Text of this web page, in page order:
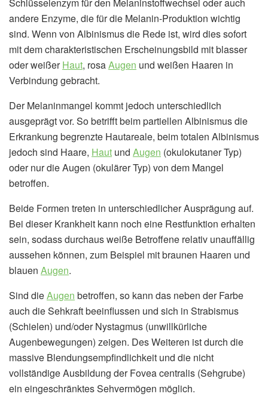
Schlüsselenzym für den Melaninstoffwechsel oder auch
andere Enzyme, die für die Melanin-Produktion wichtig
sind. Wenn von Albinismus die Rede ist, wird dies sofort
mit dem charakteristischen Erscheinungsbild mit blasser
oder weißerHaut, rosaAugen und weißen Haaren in
Verbindung gebracht.
Der Melaninmangel kommt jedoch unterschiedlich
ausgeprägt vor. So betrifft beim partiellen Albinismus die
Erkrankung begrenzte Hautareale, beim totalen Albinismus
jedoch sind Haare, Haut und Augen (okulokutaner Typ)
oder nur die Augen (okulärer Typ) von dem Mangel
betroffen.
Beide Formen treten in unterschiedlicher Ausprägung auf.
Bei dieser Krankheit kann noch eine Restfunktion erhalten
sein, sodass durchaus weiße Betroffene relativ unauffällig
aussehen können, zum Beispiel mit braunen Haaren und
blauen Augen.
Sind dieAugen betroffen, so kann das neben der Farbe
auch die Sehkraft beeinflussen und sich in Strabismus
(Schielen) und/oder Nystagmus (unwillkürliche
Augenbewegungen) zeigen. Des Weiteren ist durch die
massive Blendungsempfindlichkeit und die nicht
vollständige Ausbildung der Fovea centralis (Sehgrube)
ein eingeschränktes Sehvermögen möglich.